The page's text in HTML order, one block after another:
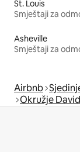
St. Louis
Smještaji za
Asheville
Smještaji za
Airbnb
Okružje